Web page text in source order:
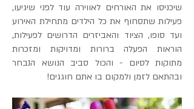
שיכניסו את האורחים לאווירה עוד לפני שיגיעו,
פעילות שתסחוף את כל הילדים מתחילת האירוע
ועד סופו, הציוד והאביזרים הדרושים לפעילות,
הוראות הפעלה ברורות ומדויקות ומזכרות
מתוקות לסיום - והכול סביב הנושא הנבחר
ובהתאם לזמן ולמקום בו אתם חוגגים!